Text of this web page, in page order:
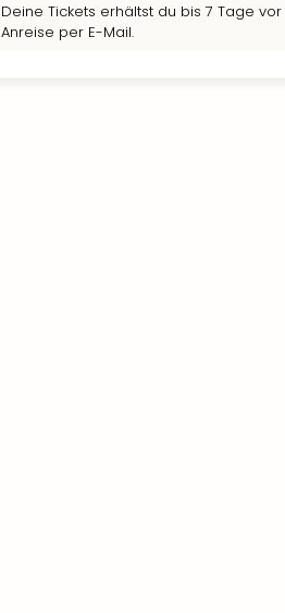
Deine Tickets erhältst du bis 7 Tage vor
Anreise per E-Mail.